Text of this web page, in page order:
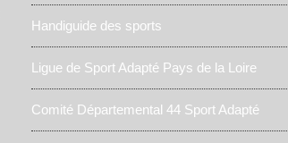
Handiguide des sports
Ligue de Sport Adapté Pays de la Loire
Comité Départemental 44 Sport Adapté